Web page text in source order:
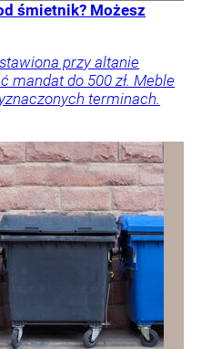
śmietnik? Możesz
przy altanie
mandat do 500 zł. Meble
terminach.